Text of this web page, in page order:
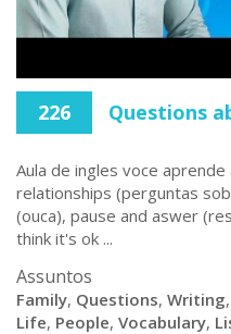
226 Questions
Aula de ingles voce
relationships (perguntas
(ouca), pause and aswer
think it's ok ...
Assuntos
Family, Questions, Writing,
Life, People, Vocabulary,